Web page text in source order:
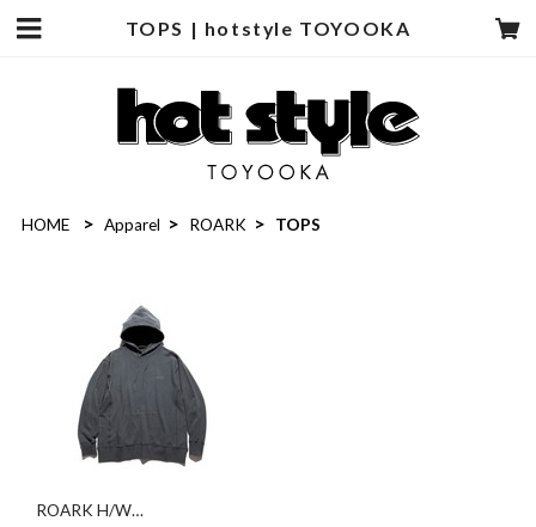
TOPS | hotstyle TOYOOKA
HOME Apparel ROARK TOPS
ROARK H/W